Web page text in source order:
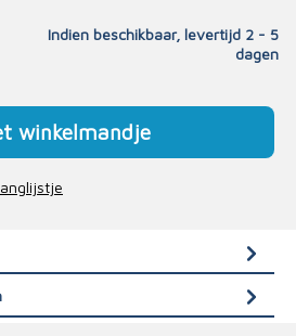
Indien beschikbaar, levertijd 2 - 5
dagen
winkelmandje